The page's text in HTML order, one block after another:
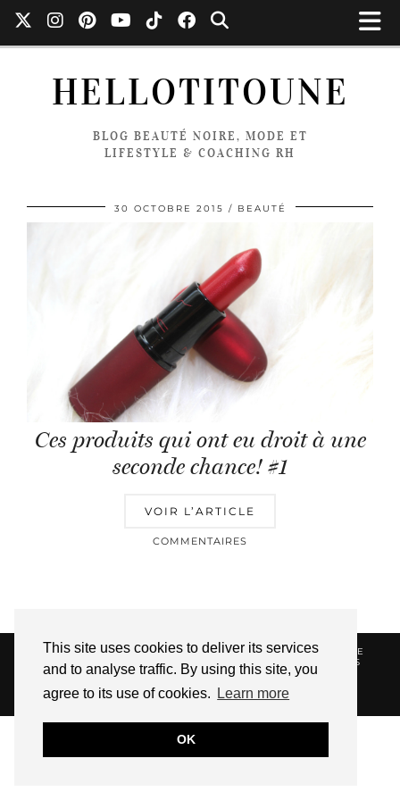
This site uses cookies to deliver its services
and to analyse traffic. By using this site, you
agree to its use of cookies.
Learn more
OK
HELLOTITOUNE
BLOG BEAUTÉ NOIRE, MODE ET
LIFESTYLE & COACHING RH
30 OCTOBRE 2015 BEAUTÉ
Ces produits qui ont eu droit à une
seconde chance! #1
VOIR L’ARTICLE
COMMENTAIRES
© 2026HELLOTITOUNE CONTACT
POLITIQUE DE
CONFIDENTIALITÉ
VUE DANS LA PRESSE
LIENS
AFFILIES
WEBSITE DESIGN BYpipdig